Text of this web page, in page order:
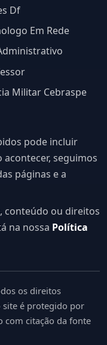
Df
Em Rede
Militar Cebraspe
pode incluir
seguimos
páginas e a
conteúdo ou direitos
na nossa Política
os direitos
site é protegido por
com citação da fonte